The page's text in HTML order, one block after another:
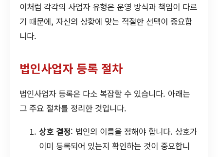
이처럼 각각의 사업자 유형은 운영 방식과 책임이 다르
기 때문에, 자신의 상황에 맞는 적절한 선택이 중요합
니다.
법인사업자 등록 절차
법인사업자 등록은 다소 복잡할 수 있습니다. 아래는
그 주요 절차를 정리한 것입니다.
상호 결정: 법인의 이름을 정해야 합니다. 상호가
이미 등록되어 있는지 확인하는 것이 중요합니